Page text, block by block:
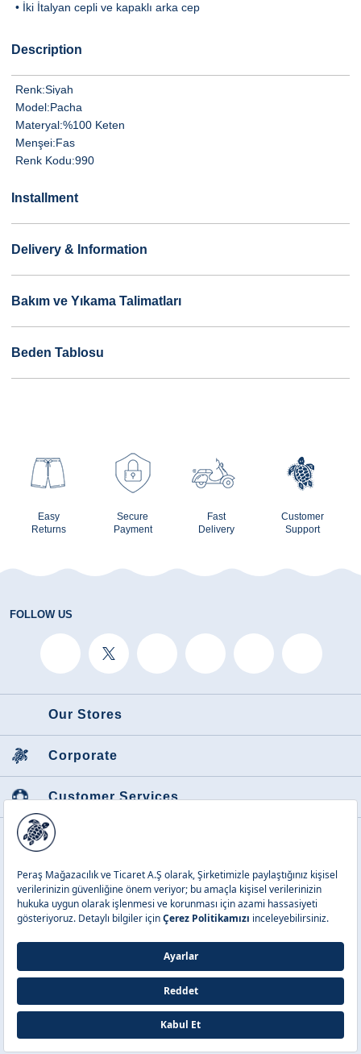
• İki İtalyan cepli ve kapaklı arka cep
Description
Renk:Siyah
Model:Pacha
Materyal:%100 Keten
Menşei:Fas
Renk Kodu:990
Installment
Delivery & Information
Bakım ve Yıkama Talimatları
Beden Tablosu
Easy
Returns
Secure
Payment
Fast
Delivery
Customer
Support
FOLLOW US
Our Stores
Corporate
Customer Services
Featured Categories
Copyright © 2026 Vilebrequin. All
rights reserved.